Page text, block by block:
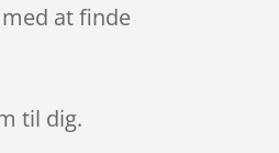
at finde
til dig.